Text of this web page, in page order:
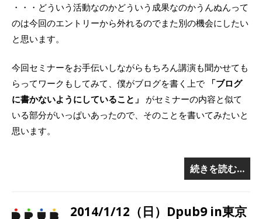
・・・どういう活動なのかどういう成果なのかうんぬんって
のは今回のエントリーから外れるのでまた別の機会にしたい
と思います。
今回セミナーをお手伝いしながらもちろん講演も聞かせても
らってワークもしてみて、僕がブログを書く上で
「ブログ
に書かないようにしていること」
がセミナーの内容と似て
いる部分がいっぱいあったので、そのことを書いてみたいと
思います。
続きを読む…
2014/1/12（日）Dpub9 in東京